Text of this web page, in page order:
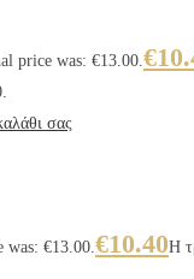
price was: €13.00.€
σας
was: €13.00.€10.40Η